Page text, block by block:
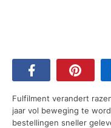
Fulfilment verandert
jaar vol beweging te
bestellingen sneller